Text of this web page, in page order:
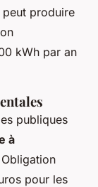
peut produire
kWh par an
publiques
à
pour les